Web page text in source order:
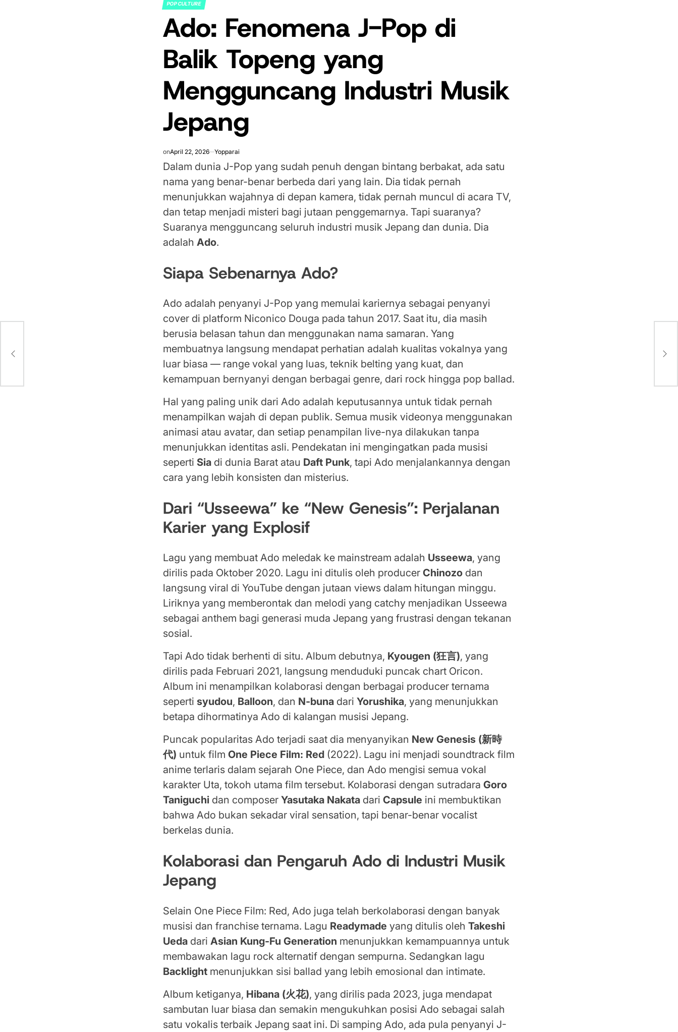
POSTED
POP CULTURE
Ado: Fenomena J-Pop di
Balik Topeng yang
Mengguncang Industri Musik
Jepang
onApril 22, 2026 Yopparai
Dalam dunia J-Pop yang sudah penuh dengan bintang berbakat, ada satu
nama yang benar-benar berbeda dari yang lain. Dia tidak pernah
menunjukkan wajahnya di depan kamera, tidak pernah muncul di acara TV,
dan tetap menjadi misteri bagi jutaan penggemarnya. Tapi suaranya?
Suaranya mengguncang seluruh industri musik Jepang dan dunia. Dia
adalahAdo.
Siapa Sebenarnya Ado?
Ado adalah penyanyi J-Pop yang memulai kariernya sebagai penyanyi
cover di platform Niconico Douga pada tahun 2017. Saat itu, dia masih
berusia belasan tahun dan menggunakan nama samaran. Yang
membuatnya langsung mendapat perhatian adalah kualitas vokalnya yang
luar biasa — range vokal yang luas, teknik belting yang kuat, dan
kemampuan bernyanyi dengan berbagai genre, dari rock hingga pop ballad.
Hal yang paling unik dari Ado adalah keputusannya untuk tidak pernah
menampilkan wajah di depan publik. Semua musik videonya menggunakan
animasi atau avatar, dan setiap penampilan live-nya dilakukan tanpa
menunjukkan identitas asli. Pendekatan ini mengingatkan pada musisi
seperti Sia di dunia Barat atau Daft Punk, tapi Ado menjalankannya dengan
cara yang lebih konsisten dan misterius.
Dari “Usseewa” ke “New Genesis”: Perjalanan
Karier yang Explosif
Lagu yang membuat Ado meledak ke mainstream adalah Usseewa, yang
dirilis pada Oktober 2020. Lagu ini ditulis oleh producerChinozo dan
langsung viral di YouTube dengan jutaan views dalam hitungan minggu.
Liriknya yang memberontak dan melodi yang catchy menjadikan Usseewa
sebagai anthem bagi generasi muda Jepang yang frustrasi dengan tekanan
sosial.
Tapi Ado tidak berhenti di situ. Album debutnya, Kyougen (狂言), yang
dirilis pada Februari 2021, langsung menduduki puncak chart Oricon.
Album ini menampilkan kolaborasi dengan berbagai producer ternama
sepertisyudou, Balloon, dan N-buna dariYorushika, yang menunjukkan
betapa dihormatinya Ado di kalangan musisi Jepang.
Puncak popularitas Ado terjadi saat dia menyanyikan New Genesis (新時
代) untuk filmOne Piece Film: Red (2022). Lagu ini menjadi soundtrack film
anime terlaris dalam sejarah One Piece, dan Ado mengisi semua vokal
karakter Uta, tokoh utama film tersebut. Kolaborasi dengan sutradaraGoro
Taniguchi dan composerYasutaka Nakata dariCapsule ini membuktikan
bahwa Ado bukan sekadar viral sensation, tapi benar-benar vocalist
berkelas dunia.
Kolaborasi dan Pengaruh Ado di Industri Musik
Jepang
Selain One Piece Film: Red, Ado juga telah berkolaborasi dengan banyak
musisi dan franchise ternama. Lagu Readymade yang ditulis olehTakeshi
Ueda dariAsian Kung-Fu Generation menunjukkan kemampuannya untuk
membawakan lagu rock alternatif dengan sempurna. Sedangkan lagu
Backlight menunjukkan sisi ballad yang lebih emosional dan intimate.
Album ketiganya, Hibana (火花), yang dirilis pada 2023, juga mendapat
sambutan luar biasa dan semakin mengukuhkan posisi Ado sebagai salah
satu vokalis terbaik Jepang saat ini. Di samping Ado, ada pula penyanyi J-